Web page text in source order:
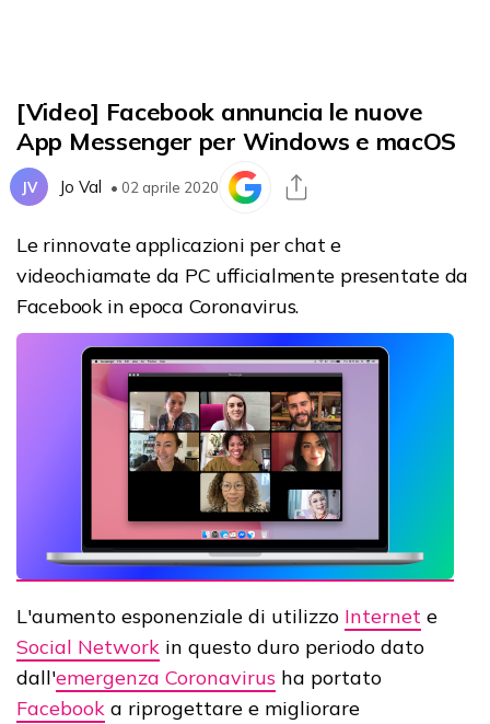
[Video] Facebook annuncia le nuove
App Messenger per Windows e macOS
JV Jo Val • 02 aprile 2020
Le rinnovate applicazioni per chat e
videochiamate da PC ufficialmente presentate da
Facebook in epoca Coronavirus.
L'aumento esponenziale di utilizzo Internet e
Social Network in questo duro periodo dato
dall'emergenza Coronavirus ha portato
Facebook a riprogettare e migliorare